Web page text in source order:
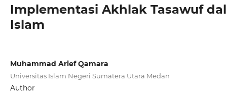
Implementasi Akhlak Tasawuf
Islam
Muhammad Arief Qamara
Universitas Islam Negeri Sumatera Utara Medan
Author